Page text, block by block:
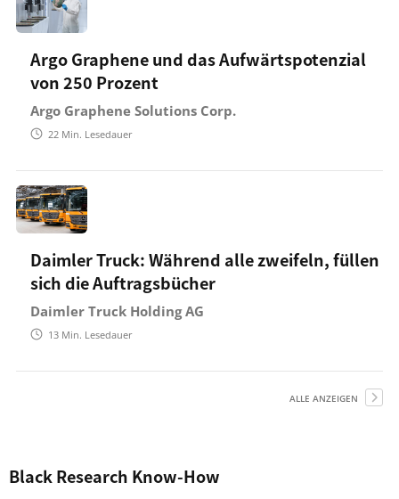
Argo Graphene und das Aufwärtspotenzial
von 250 Prozent
Argo Graphene Solutions Corp.
22 Min. Lesedauer
Daimler Truck: Während alle zweifeln, füllen
sich die Auftragsbücher
Daimler Truck Holding AG
13 Min. Lesedauer
ALLE ANZEIGEN
Black Research Know-How